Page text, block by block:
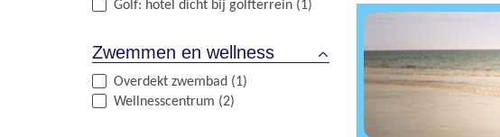
Golf: hotel dicht bij golfterrein (1)
Zwemmen en wellness
Overdekt zwembad (1)
Wellnesscentrum (2)
4